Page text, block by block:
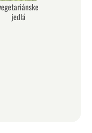
jedlá